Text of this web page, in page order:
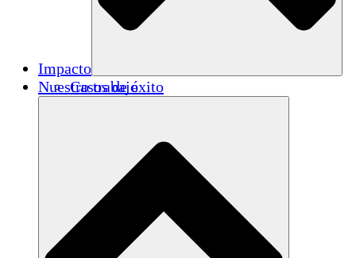
Impacto
Casos de éxito
Nuestro trabajo